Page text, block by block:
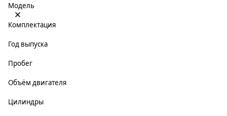
Модель
Комплектация
Год выпуска
Пробег
Объём двигателя
Цилиндры